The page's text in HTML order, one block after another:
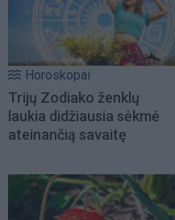
Horoskopai
Trijų Zodiako ženklų
laukia didžiausia sėkmė
ateinančią savaitę